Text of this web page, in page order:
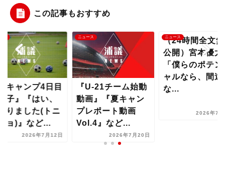
この記事もおすすめ
キャンプ4日目
子』『はい、
りました(トニ
ョ)』など...
2026年7月12日
ニュース
『U-21チーム始動
動画』『夏キャン
プレポート動画
Vol.4』など...
2026年7月20日
ニュース
（24時間全文
公開）宮本優太
「僕らのポテン
ャルなら、間違
な...
2026年7